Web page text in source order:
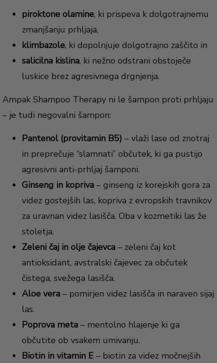
piroktone olamine, ki prispeva k dolgotrajnemu
zmanjšanju prhljaja,
klimbazole, ki dopolnjuje dolgotrajno zaščito in
salicilna kislina, ki nežno odstrani obstoječe
luskice brez agresivnega drgnjenja.
Ampak Shampoo Therapy ni le šampon proti prhljaju
– je tudi negovalni šampon:
Pantenol (provitamin B5) – vlaži lase od znotraj
in preprečuje “slamnati” občutek, ki ga pustijo
agresivni anti-prhljaj šamponi.
Ginseng in kopriva – ginseng iz korejskih gora za
videz gostejših las, kopriva z evropskih travnikov
za uravnan videz lasišča. Oba v kozmetiki las že
stoletja.
Zeleni čaj in olje čajevca – zeleni čaj kot
antioksidant, avstralski čajevec za občutek
čistega, svežega lasišča.
Aloe vera – pomirjen videz lasišča in naraven sijaj
las.
Poprova meta – mentolno hlajenje ki ga
občutite ob vsakem umivanju.
Biotin in vitamin E – biotin za videz močnejših